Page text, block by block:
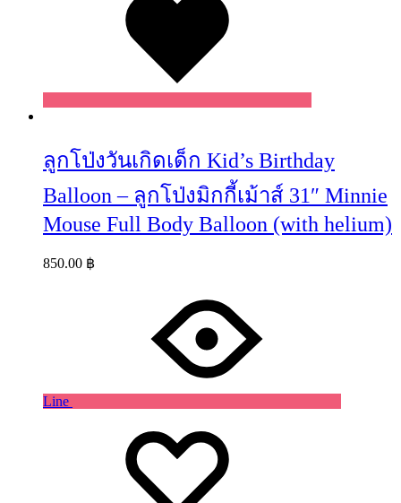
ลูกโป่งวันเกิดเด็ก Kid’s Birthday
Balloon – ลูกโป่งมิกกี้เม้าส์ 31″ Minnie
Mouse Full Body Balloon (with helium)
850.00 ฿
Line